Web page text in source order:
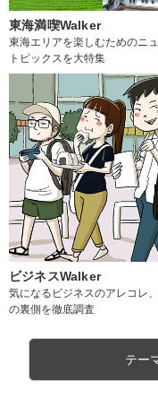
東海満喫Walker
東海エリアを楽しむためのニ
トピックスを大特集
ビジネスWalker
気になるビジネスのアレコレ
の裏側を徹底調査
テー